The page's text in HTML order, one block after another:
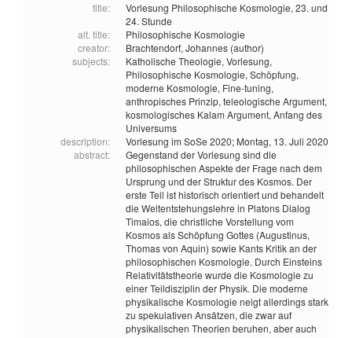
title:
Vorlesung Philosophische Kosmologie, 23. und
24. Stunde
alt. title:
Philosophische Kosmologie
creator:
Brachtendorf, Johannes (author)
subjects:
Katholische Theologie, Vorlesung,
Philosophische Kosmologie, Schöpfung,
moderne Kosmologie, Fine-tuning,
anthropisches Prinzip, teleologische Argument,
kosmologisches Kalam Argument, Anfang des
Universums
description:
Vorlesung im SoSe 2020; Montag, 13. Juli 2020
abstract:
Gegenstand der Vorlesung sind die
philosophischen Aspekte der Frage nach dem
Ursprung und der Struktur des Kosmos. Der
erste Teil ist historisch orientiert und behandelt
die Weltentstehungslehre in Platons Dialog
Timaios, die christliche Vorstellung vom
Kosmos als Schöpfung Gottes (Augustinus,
Thomas von Aquin) sowie Kants Kritik an der
philosophischen Kosmologie. Durch Einsteins
Relativitätstheorie wurde die Kosmologie zu
einer Teildisziplin der Physik. Die moderne
physikalische Kosmologie neigt allerdings stark
zu spekulativen Ansätzen, die zwar auf
physikalischen Theorien beruhen, aber auch